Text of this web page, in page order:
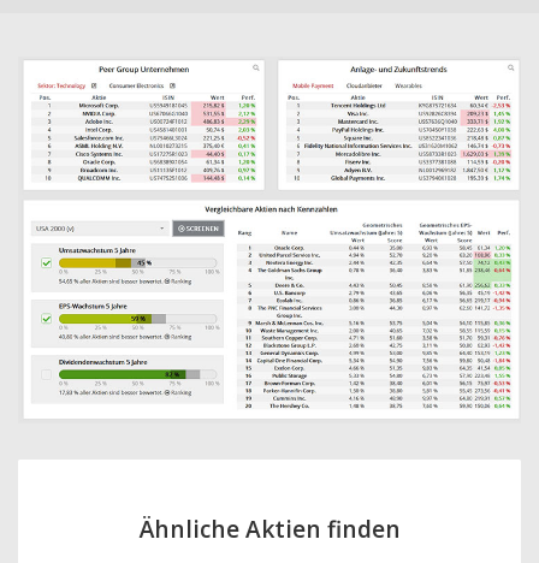
Ähnliche Aktien finden